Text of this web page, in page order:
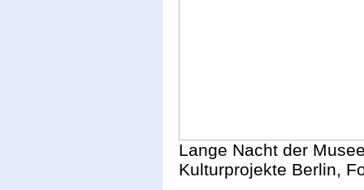
Lange Nacht der
Kulturprojekte Berlin,